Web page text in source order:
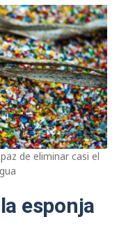
de eliminar casi el
esponja